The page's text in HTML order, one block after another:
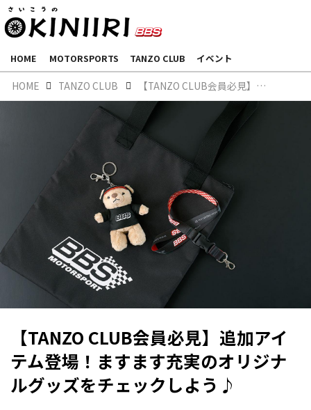
HOME MOTORSPORTS TANZO CLUB イベント
HOME TANZO CLUB 【TANZO CLUB会員必見】追加アイテム登場！ますます充実のオリジナルグッズをチェックしよう♪
【TANZO CLUB会員必見】追加アイ
テム登場！ますます充実のオリジナ
ルグッズをチェックしよう♪